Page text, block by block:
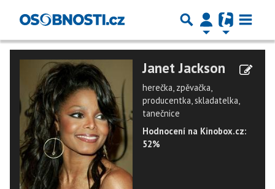
Janet Jackson
herečka, zpěvačka,
producentka, skladatelka,
tanečnice
Hodnocení na Kinobox.cz:
52%